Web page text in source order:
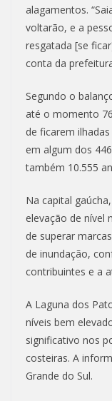
alagamentos.
voltarão, e a
resgatada [se
conta da
Segundo o
até o momento
de ficarem
em algum dos
também 10.555
Na capital
elevação de nível
de superar
de inundação,
contribuintes e a
A Laguna dos
níveis bem
significativo nos
costeiras. A
Grande do Sul.